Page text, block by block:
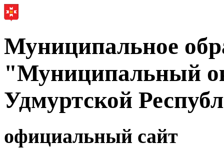
Муниципальное
"Муниципальный
Удмуртской
официальный сайт